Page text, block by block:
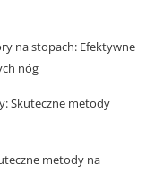
na stopach: Efektywne
nóg
Skuteczne metody
metody na